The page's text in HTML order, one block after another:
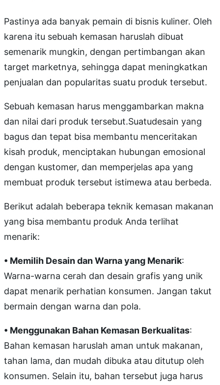
Pastinya ada banyak pemain di bisnis kuliner. Oleh
karena itu sebuah kemasan haruslah dibuat
semenarik mungkin, dengan pertimbangan akan
target marketnya, sehingga dapat meningkatkan
penjualan dan popularitas suatu produk tersebut.
Sebuah kemasan harus menggambarkan makna
dan nilai dari produk tersebut.Suatudesain yang
bagus dan tepat bisa membantu menceritakan
kisah produk, menciptakan hubungan emosional
dengan kustomer, dan memperjelas apa yang
membuat produk tersebut istimewa atau berbeda.
Berikut adalah beberapa teknik kemasan makanan
yang bisa membantu produk Anda terlihat
menarik:
• Memilih Desain dan Warna yang Menarik:
Warna-warna cerah dan desain grafis yang unik
dapat menarik perhatian konsumen. Jangan takut
bermain dengan warna dan pola.
• Menggunakan Bahan Kemasan Berkualitas:
Bahan kemasan haruslah aman untuk makanan,
tahan lama, dan mudah dibuka atau ditutup oleh
konsumen. Selain itu, bahan tersebut juga harus